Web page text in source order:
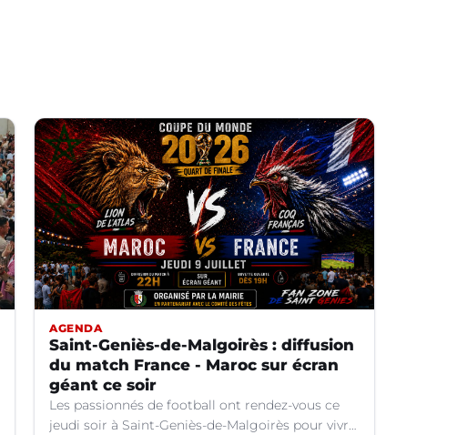
AGENDA
Saint-Geniès-de-Malgoirès : diffusion
du match France - Maroc sur écran
géant ce soir
Les passionnés de football ont rendez-vous ce
jeudi soir à Saint-Geniès-de-Malgoirès pour vivre